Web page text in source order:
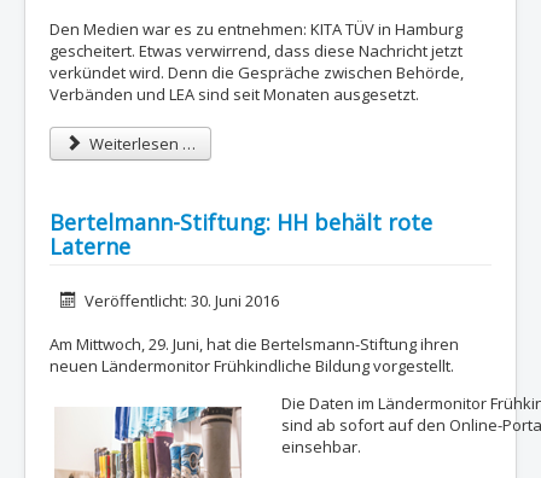
Den Medien war es zu entnehmen: KITA TÜV in Hamburg
gescheitert. Etwas verwirrend, dass diese Nachricht jetzt
verkündet wird. Denn die Gespräche zwischen Behörde,
Verbänden und LEA sind seit Monaten ausgesetzt.
Weiterlesen …
Bertelmann-Stiftung: HH behält rote
Laterne
DetailsVeröffentlicht: 30. Juni 2016
Am Mittwoch, 29. Juni, hat die Bertelsmann-Stiftung ihren
neuen Ländermonitor Frühkindliche Bildung vorgestellt.
Die Daten im Ländermonitor
sind ab sofort auf den Online-
einsehbar.